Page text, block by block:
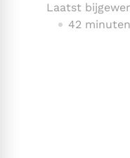
Laatst
42